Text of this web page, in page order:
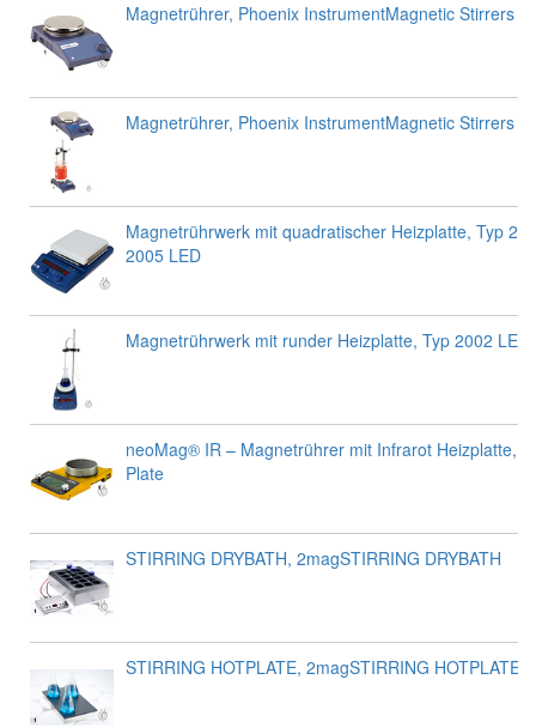
Magnetrührer, Phoenix InstrumentMagnetic Stirrers
Magnetrührer, Phoenix InstrumentMagnetic Stirrers
Magnetrührwerk mit quadratischer Heizplatte, Typ
2005 LED
Magnetrührwerk mit runder Heizplatte, Typ 2002
neoMag® IR – Magnetrührer mit Infrarot Heizplatte,
Plate
STIRRING DRYBATH, 2magSTIRRING DRYBATH
STIRRING HOTPLATE, 2magSTIRRING HOTPLATE